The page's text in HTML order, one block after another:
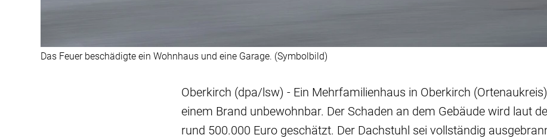
Das Feuer beschädigte ein Wohnhaus und eine Garage. (Symbolbild)
Oberkirch (dpa/lsw) - Ein Mehrfamilienhaus in Oberkirch
einem Brand unbewohnbar. Der Schaden an dem Gebäude wird laut
rund 500.000 Euro geschätzt. Der Dachstuhl sei vollständig